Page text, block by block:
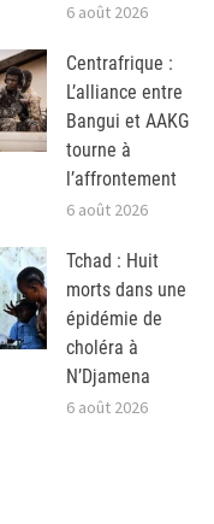
6 août 2026
Centrafrique :
L’alliance entre
Bangui et AAKG
tourne à
l’affrontement
6 août 2026
Tchad : Huit
morts dans une
épidémie de
choléra à
N’Djamena
6 août 2026